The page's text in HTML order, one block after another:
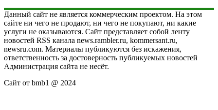
Данный сайт не является коммерческим проектом. На этом
сайте ни чего не продают, ни чего не покупают, ни какие
услуги не оказываются. Сайт представляет собой ленту
новостей RSS канала news.rambler.ru, kommersant.ru,
newsru.com. Материалы публикуются без искажения,
ответственность за достоверность публикуемых новостей
Администрация сайта не несёт.
Сайт от bmb1 @ 2024